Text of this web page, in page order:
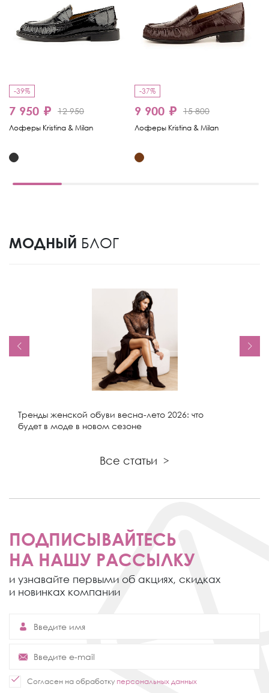
-39%
7 950 ₽ 12 950
Лоферы Kristina & Milan
-37%
9 900 ₽ 15 800
Лоферы Kristina & Milan
МОДНЫЙ БЛОГ
Тренды женской обуви весна-лето 2026: что
будет в моде в новом сезоне
Все статьи >
ПОДПИСЫВАЙТЕСЬ
НА НАШУ РАССЫЛКУ
и узнавайте первыми об акциях, скидках
и новинках компании
Согласен на обработку персональных данных